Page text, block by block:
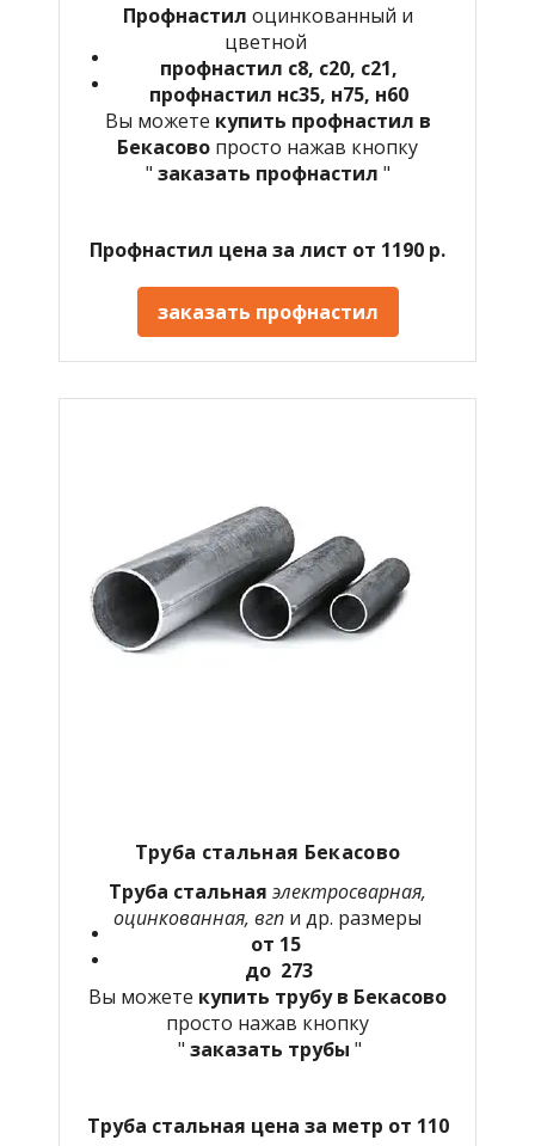
Профнастил оцинкованный и
цветной
профнастил с8, с20, с21,
профнастил нс35, н75, н60
Вы можете купить профнастил в
Бекасово просто нажав кнопку
" заказать профнастил "
Профнастил цена за лист от 1190 р.
заказать профнастил
Труба стальная Бекасово
Труба стальная электросварная,
оцинкованная, вгп и др. размеры
от 15
до 273
Вы можете купить трубу в Бекасово
просто нажав кнопку
" заказать трубы "
Труба стальная цена за метр от 110